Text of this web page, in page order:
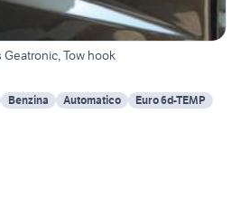
T4 Business Geatronic, Tow hook
Benzina Automatico Euro 6d-TEMP